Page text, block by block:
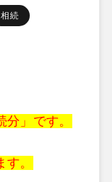
相続
」です。
。